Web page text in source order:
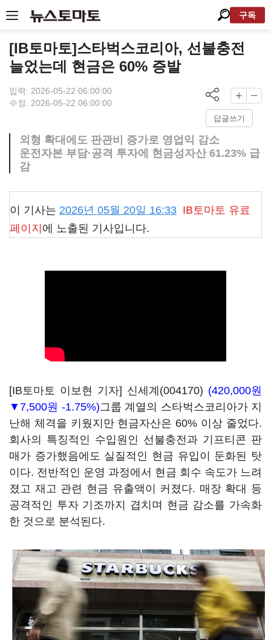
구독
[IB토마토]스타벅스코리아, 선불충전
늘었는데 현금은 60% 증발
입력: 2026-05-22 06:00:00
수정: 2026-05-22 06:00:00
답글쓰기
외형 확대에도 판관비 증가로 영업익 감소
운전자본 부담·공격 투자에 현금성자산 61.23% 급
감
이 기사는 2026년 05월 20일 16:33 IB토마토 유료
페이지 에 노출된 기사입니다.
[IB토마토 이보현 기자] 신세계(004170) (420,000원
▼7,500원 -1.75%)그룹 계열의 스타벅스코리아가 지
난해 체격을 키웠지만 현금자산은 60% 이상 줄었다.
회사의 특징적인 수입원인 선불충전과 기프티콘 판
매가 증가했음에도 실질적인 현금 유입이 둔화된 탓
이다. 전반적인 운영 과정에서 현금 회수 속도가 느려
졌고 재고 관련 현금 유출액이 커졌다. 매장 확대 등
공격적인 투자 기조까지 겹치며 현금 감소를 가속화
한 것으로 분석된다.